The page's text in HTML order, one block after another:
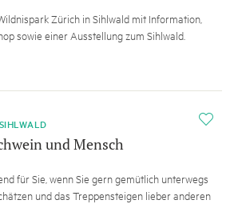
Zürich in Sihlwald mit Information,
sowie einer Ausstellung zum Sihlwald.
i
und Mensch
für Sie, wenn Sie gern gemütlich unterwegs
und das Treppensteigen lieber anderen